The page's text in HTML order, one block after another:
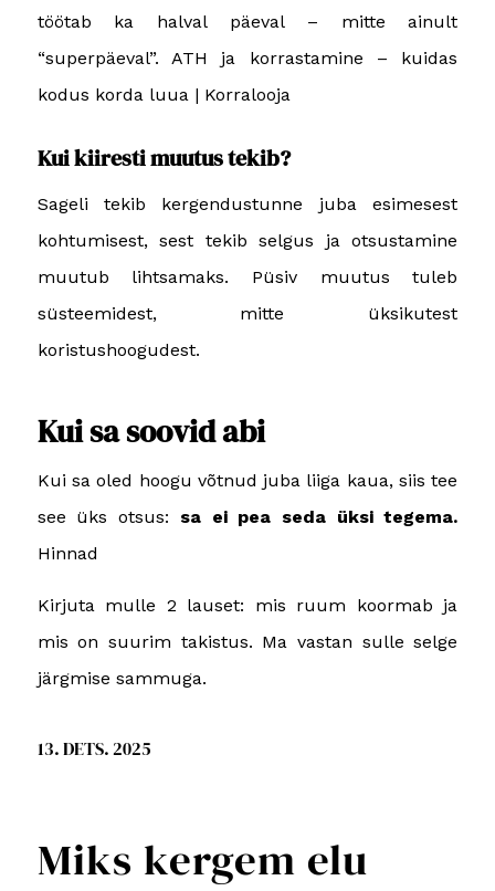
töötab ka halval päeval – mitte ainult
“superpäeval”. ATH ja korrastamine – kuidas
kodus korda luua | Korralooja
Kui kiiresti muutus tekib?
Sageli tekib kergendustunne juba esimesest
kohtumisest, sest tekib selgus ja otsustamine
muutub lihtsamaks. Püsiv muutus tuleb
süsteemidest, mitte üksikutest
koristushoogudest.
Kui sa soovid abi
Kui sa oled hoogu võtnud juba liiga kaua, siis tee
see üks otsus: sa ei pea seda üksi tegema.
Hinnad
Kirjuta mulle 2 lauset: mis ruum koormab ja
mis on suurim takistus. Ma vastan sulle selge
järgmise sammuga.
13. DETS. 2025
Miks kergem elu